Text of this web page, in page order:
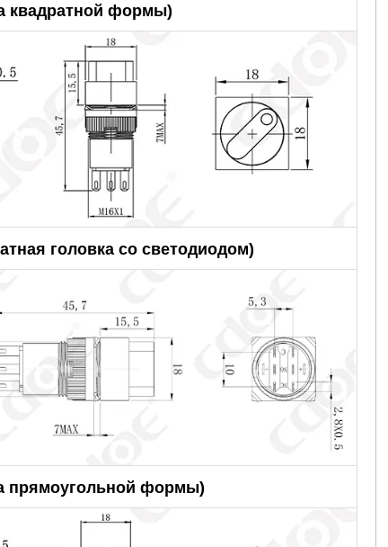
квадратной формы)
головка со светодиодом)
прямоугольной формы)